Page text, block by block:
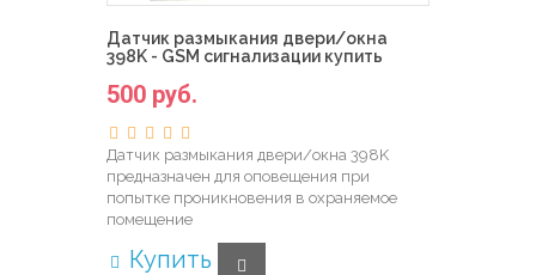
Датчик размыкания двери/окна
398K - GSM сигнализации купить
500 руб.
Датчик размыкания двери/окна 398K
предназначен для оповещения при
попытке проникновения в охраняемое
помещение
Купить